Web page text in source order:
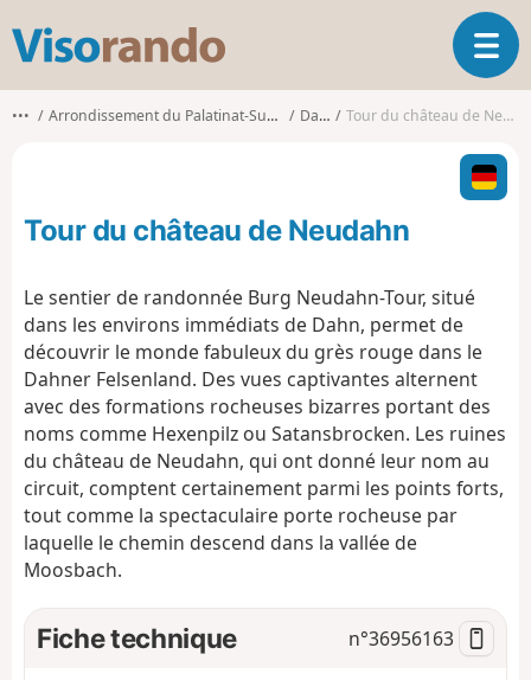
s
o
o
O
u
v
i
r
l
t
i
o
n
••• Arrondissement du Palatinat-Sud-Ouest Dahn Tour du château de Neudahn
Tour du château de Neudahn
Le sentier de randonnée Burg Neudahn-Tour, situé
dans les environs immédiats de Dahn, permet de
découvrir le monde fabuleux du grès rouge dans le
Dahner Felsenland. Des vues captivantes alternent
avec des formations rocheuses bizarres portant des
noms comme Hexenpilz ou Satansbrocken. Les ruines
du château de Neudahn, qui ont donné leur nom au
circuit, comptent certainement parmi les points forts,
tout comme la spectaculaire porte rocheuse par
laquelle le chemin descend dans la vallée de
Moosbach.
Fiche technique n°36956163